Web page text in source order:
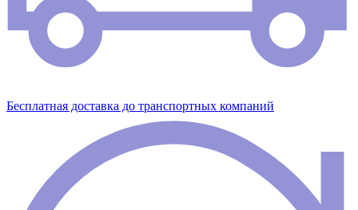
Бесплатная доставка до транспортных компаний